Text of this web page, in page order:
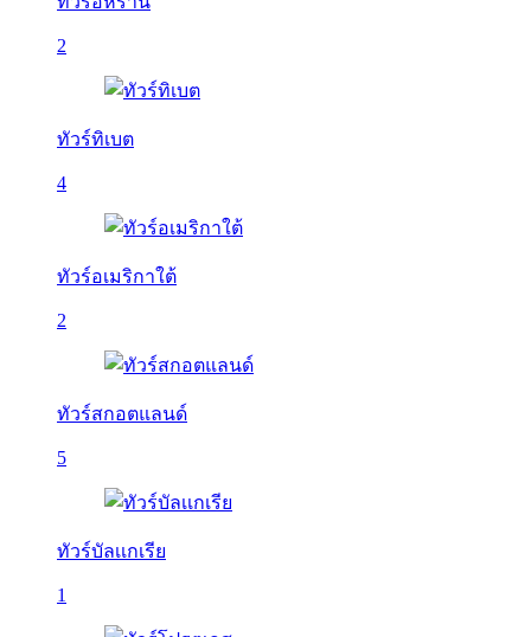
2
ทัวร์ทิเบต
4
ทัวร์อเมริกาใต้
2
ทัวร์สกอตแลนด์
5
ทัวร์บัลเเกเรีย
1